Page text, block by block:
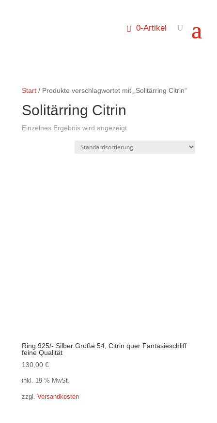
0-Artikel
Start/ Produkte verschlagwortet mit „Solitärring Citrin“
Solitärring Citrin
Einzelnes Ergebnis wird angezeigt
Ring 925/- Silber Größe 54, Citrin quer Fantasieschliff
feine Qualität
130,00 €
inkl. 19 % MwSt.
zzgl. Versandkosten